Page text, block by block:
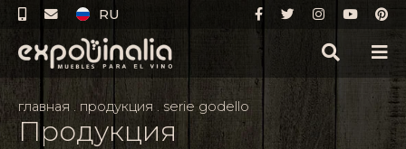
RU
главная . продукция . serie godello
Продукция